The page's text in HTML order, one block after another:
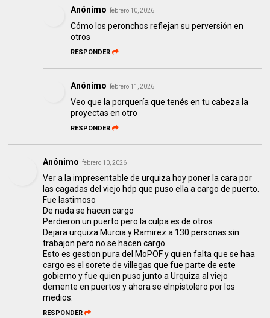
Anónimo febrero 10, 2026
Cómo los peronchos reflejan su perversión en
otros
RESPONDER
Anónimo febrero 11, 2026
Veo que la porquería que tenés en tu cabeza la
proyectas en otro
RESPONDER
Anónimo febrero 10, 2026
Ver a la impresentable de urquiza hoy poner la cara por
las cagadas del viejo hdp que puso ella a cargo de puerto.
Fue lastimoso
De nada se hacen cargo
Perdieron un puerto pero la culpa es de otros
Dejara urquiza Murcia y Ramirez a 130 personas sin
trabajon pero no se hacen cargo
Esto es gestion pura del MoPOF y quien falta que se haa
cargo es el sorete de villegas que fue parte de este
gobierno y fue quien puso junto a Urquiza al viejo
demente en puertos y ahora se elnpistolero por los
medios.
RESPONDER